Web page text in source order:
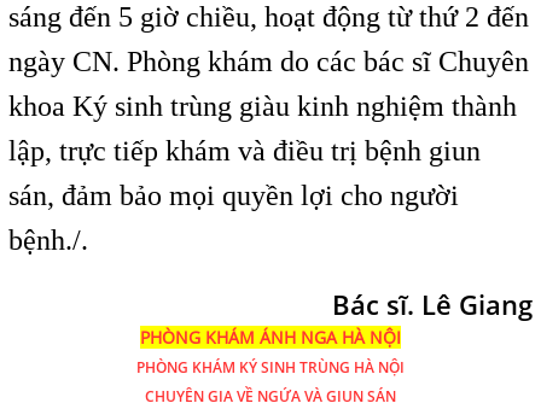
sáng đến 5 giờ chiều, hoạt động từ thứ 2 đến
ngày CN. Phòng khám do các bác sĩ Chuyên
khoa Ký sinh trùng giàu kinh nghiệm thành
lập, trực tiếp khám và điều trị bệnh giun
sán, đảm bảo mọi quyền lợi cho người
bệnh./.
Bác sĩ. Lê Giang
PHÒNG KHÁM ÁNH NGA HÀ NỘI
PHÒNG KHÁM KÝ SINH TRÙNG HÀ NỘI
CHUYÊN GIA VỀ NGỨA VÀ GIUN SÁN